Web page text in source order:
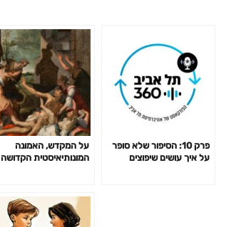
פרק 10: הסיפור שלא סופר
על איך עושים שיפוצים
על המקדש, האמונה
המונותיאיסטית הקדושה
שלושת השבועות.